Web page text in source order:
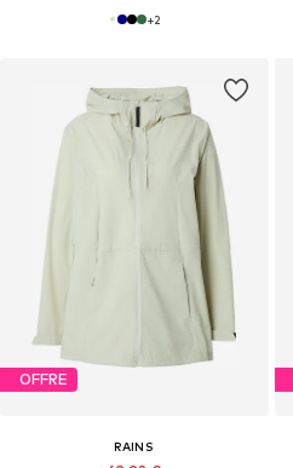
+2
OFFRE
RAINS